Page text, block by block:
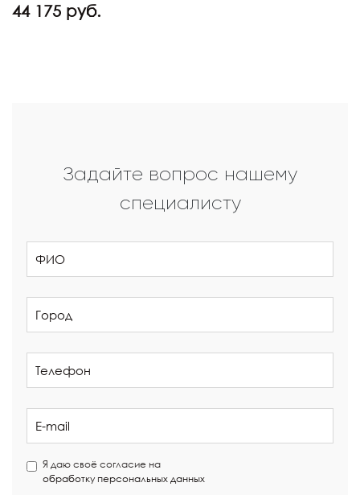
44 175 руб.
Задайте вопрос нашему
специалисту
Я даю своё согласие на
обработку персональных данных